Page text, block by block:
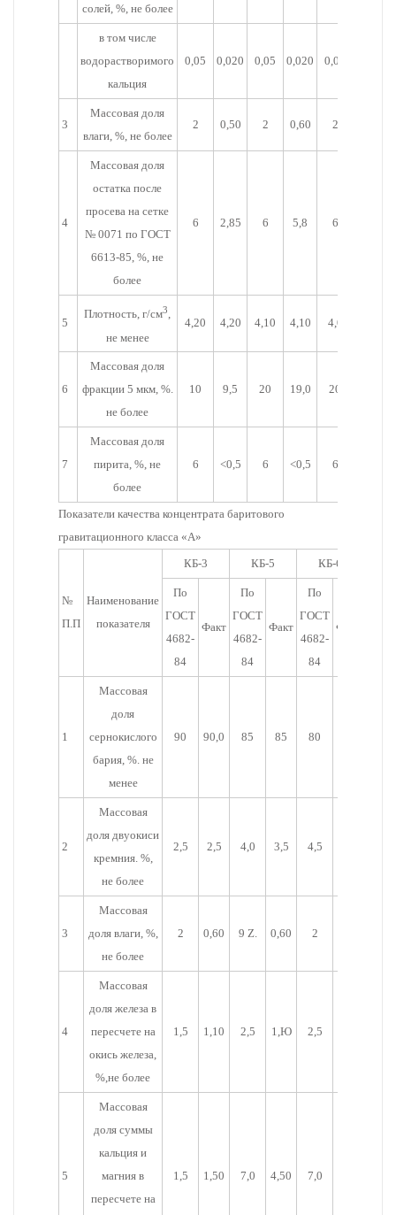
солей, %, не более
в том числе
водорастворимого
кальция
0,05 0,020 0,05 0,020 0,05
3
Массовая доля
влаги, %, не более
2 0,50 2 0,60 2
4
Массовая доля
остатка после
просева на сетке
№ 0071 по ГОСТ
6613-85, %, не
более
6 2,85 6 5,8 6
5
Плотность, г/см3,
не менее
4,20 4,20 4,10 4,10 4,0
6
Массовая доля
фракции 5 мкм, %.
не более
10 9,5 20 19,0 20
7
Массовая доля
пирита, %, не
более
6 <0,5 6 <0,5 6
Показатели качества концентрата баритового
гравитационного класса «А»
№
П.П
Наименование
показателя
КБ-3 КБ-5 КБ-6
По
ГОСТ
4682-
84
Факт
По
ГОСТ
4682-
84
Факт
По
ГОСТ
4682-
84
Факт
1
Массовая
доля
сернокислого
бария, %. не
менее
90 90,0 85 85 80
2
Массовая
доля двуокиси
кремния. %,
не более
2,5 2,5 4,0 3,5 4,5
3
Массовая
доля влаги, %,
не более
2 0,60 9 Z. 0,60 2
4
Массовая
доля железа в
пересчете на
окись железа,
%,не более
1,5 1,10 2,5 1,Ю 2,5
5
Массовая
доля суммы
кальция и
магния в
пересчете на
1,5 1,50 7,0 4,50 7,0